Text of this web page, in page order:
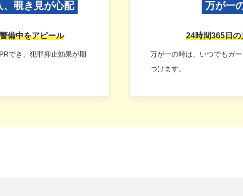
、覗き見が心配
備中をアピール
でき、犯罪抑止効果が期
万が一
24時間365日
万が一の時は、いつでもガ
つけます。